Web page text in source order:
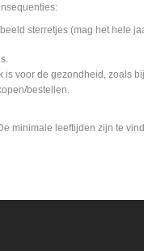
sterretjes (mag het hele
voor de gezondheid, zoals
bestellen.
minimale leeftijden zijn te